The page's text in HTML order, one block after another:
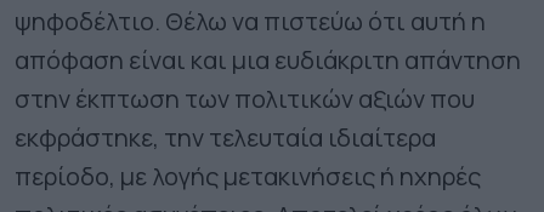
ψηφοδέλτιο. Θέλω να πιστεύω ότι αυτή η
απόφαση είναι και μια ευδιάκριτη απάντηση
στην έκπτωση των πολιτικών αξιών που
εκφράστηκε, την τελευταία ιδιαίτερα
περίοδο, με λογής μετακινήσεις ή ηχηρές